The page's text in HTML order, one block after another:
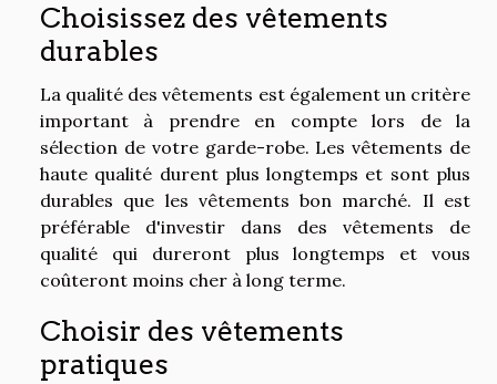
Choisissez des vêtements
durables
La qualité des vêtements est également un critère
important à prendre en compte lors de la
sélection de votre garde-robe. Les vêtements de
haute qualité durent plus longtemps et sont plus
durables que les vêtements bon marché. Il est
préférable d'investir dans des vêtements de
qualité qui dureront plus longtemps et vous
coûteront moins cher à long terme.
Choisir des vêtements
pratiques